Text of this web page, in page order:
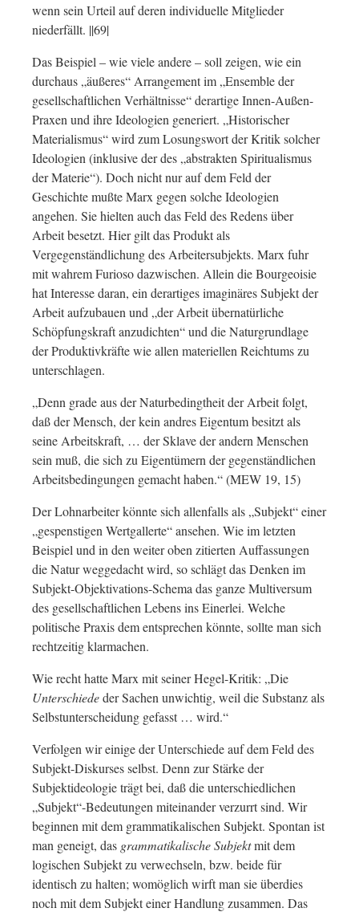
wenn sein Urteil auf deren individuelle Mitglieder
niederfällt. ||69|
Das Beispiel – wie viele andere – soll zeigen, wie ein
durchaus „äußeres“ Arrangement im „Ensemble der
gesellschaftlichen Verhältnisse“ derartige Innen-Außen-
Praxen und ihre Ideologien generiert. „Historischer
Materialismus“ wird zum Losungswort der Kritik solcher
Ideologien (inklusive der des „abstrakten Spiritualismus
der Materie“). Doch nicht nur auf dem Feld der
Geschichte mußte Marx gegen solche Ideologien
angehen. Sie hielten auch das Feld des Redens über
Arbeit besetzt. Hier gilt das Produkt als
Vergegenständlichung des Arbeitersubjekts. Marx fuhr
mit wahrem Furioso dazwischen. Allein die Bourgeoisie
hat Interesse daran, ein derartiges imaginäres Subjekt der
Arbeit aufzubauen und „der Arbeit übernatürliche
Schöpfungskraft anzudichten“ und die Naturgrundlage
der Produktivkräfte wie allen materiellen Reichtums zu
unterschlagen.
„Denn grade aus der Naturbedingtheit der Arbeit folgt,
daß der Mensch, der kein andres Eigentum besitzt als
seine Arbeitskraft, … der Sklave der andern Menschen
sein muß, die sich zu Eigentümern der gegenständlichen
Arbeitsbedingungen gemacht haben.“ (MEW 19, 15)
Der Lohnarbeiter könnte sich allenfalls als „Subjekt“ einer
„gespenstigen Wertgallerte“ ansehen. Wie im letzten
Beispiel und in den weiter oben zitierten Auffassungen
die Natur weggedacht wird, so schlägt das Denken im
Subjekt-Objektivations-Schema das ganze Multiversum
des gesellschaftlichen Lebens ins Einerlei. Welche
politische Praxis dem entsprechen könnte, sollte man sich
rechtzeitig klarmachen.
Wie recht hatte Marx mit seiner Hegel-Kritik: „Die
Unterschiededer Sachen unwichtig, weil die Substanz als
Selbstunterscheidung gefasst … wird.“
Verfolgen wir einige der Unterschiede auf dem Feld des
Subjekt-Diskurses selbst. Denn zur Stärke der
Subjektideologie trägt bei, daß die unterschiedlichen
„Subjekt“-Bedeutungen miteinander verzurrt sind. Wir
beginnen mit dem grammatikalischen Subjekt. Spontan ist
man geneigt, das grammatikalische Subjektmit dem
logischen Subjekt zu verwechseln, bzw. beide für
identisch zu halten; womöglich wirft man sie überdies
noch mit dem Subjekt einer Handlung zusammen. Das